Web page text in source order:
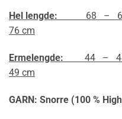
Hel lengde: 68 –
76 cm
Ermelengde: 44 –
49 cm
GARN: Snorre (100 %